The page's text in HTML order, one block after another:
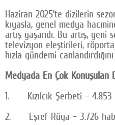
Haziran 2025’te dizilerin
kıyasla, genel medya
artış yaşandı. Bu artış, yeni
televizyon eleştirileri,
hızla gündemi
Medyada En Çok Konuşulan
1. Kızılcık Şerbeti – 4.853
2. Eşref Rüya – 3.726